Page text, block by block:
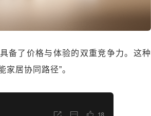
备了价格与体验的双重竞争力。这种
居协同路径”。